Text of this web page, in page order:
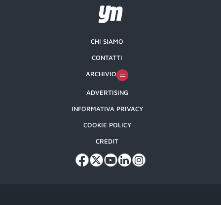
CHI SIAMO
CONTATTI
ARCHIVIO
ADVERTISING
INFORMATIVA PRIVACY
COOKIE POLICY
CREDIT